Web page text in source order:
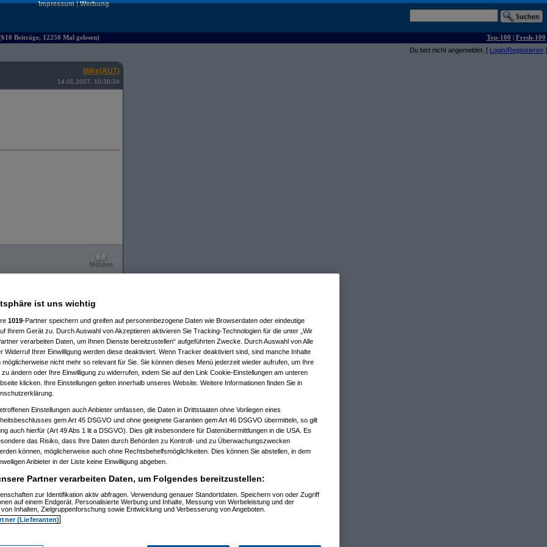
Impressum|Werbung
Beiträge, 12250 Mal gelesen) Top-100 | Fresh-100
Du bist nicht angemeldet. [ Login/Registrieren ]
Mike(AUT)
14.01.2007, 10:30:34
10:52:44)
11:01:21)
11:27:44)
14:15:42)
14:17:28)
am 15.01.2007, 12:42:30)
10:55:38)
11:02:48)
11:17:13)
11:30:04)
11:35:10)
08:06:40)
08:19:08)
resetam 15.01.2007, 13:35:59)
(resetam 16.01.2007, 09:21:51)
(Flipam 16.01.2007, 21:40:15)
15.01.2007, 16:49:41)
am 15.01.2007, 17:34:16)
(Flipam 15.01.2007, 21:31:36)
ist uns wichtig
1019-Partner speichern und greifen auf personenbezogene Daten wie Browserdaten oder eindeutige
Ihrem Gerät zu. Durch Auswahl von Akzeptieren aktivieren Sie Tracking-Technologien für die unter „Wir
verarbeiten Daten, um Ihnen Dienste bereitzustellen“ aufgeführten Zwecke. Durch Auswahl von Alle
Widerruf Ihrer Einwilligung werden diese deaktiviert. Wenn Tracker deaktiviert sind, sind manche Inhalte
möglicherweise nicht mehr so relevant für Sie. Sie können dieses Menü jederzeit wieder aufrufen, um Ihre
zu ändern oder Ihre Einwilligung zu widerrufen, indem Sie auf den Link Cookie-Einstellungen am unteren
klicken. Ihre Einstellungen gelten innerhalb unseres Website. Weitere Informationen finden Sie in
Einstellungen auch Anbieter umfassen, die Daten in Drittstaaten ohne Vorliegen eines
gem Art 45 DSGVO und ohne geeignete Garantien gem Art 46 DSGVO übermitteln, so gilt
auch hierfür (Art 49 Abs 1 lit a DSGVO). Dies gilt insbesondere für Datenübermittlungen in die USA. Es
das Risiko, dass Ihre Daten durch Behörden zu Kontroll- und zu Überwachungszwecken
können, möglicherweise auch ohne Rechtsbehelfsmöglichkeiten. Dies können Sie abstellen, in dem
Anbieter in der Liste keine Einwilligung abgeben.
Partner verarbeiten Daten, um Folgendes bereitzustellen:
zur Identifikation aktiv abfragen. Verwendung genauer Standortdaten. Speichern von oder Zugriff
auf einem Endgerät. Personalisierte Werbung und Inhalte, Messung von Werbeleistung und der
Inhalten, Zielgruppenforschung sowie Entwicklung und Verbesserung von Angeboten.
(Lieferanten)